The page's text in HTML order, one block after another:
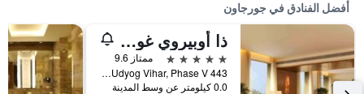
أفضل الفنادق في جورجاون
ذا أوبيروي غورغاون
5 نجوم
ممتاز 9.6
443 Udyog Vihar, Phase V, جورجاون, الهند
0.0 كيلومتر عن وسط المدينة